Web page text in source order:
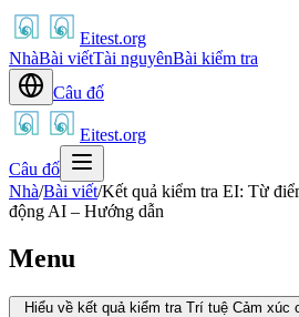
Eitest.org
NhàBài viếtTài nguyênBài kiểm tra
Câu đố
Eitest.org
Câu đố
Nhà/Bài viết/Kết quả kiểm tra EI: Từ
động AI – Hướng dẫn
Menu
Hiểu về kết quả kiểm tra Trí tuệ Cảm xúc